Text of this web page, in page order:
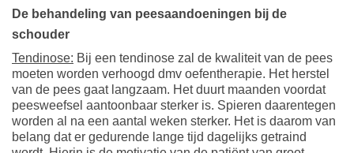
De behandeling van peesaandoeningen bij de
schouder
Tendinose: Bij een tendinose zal de kwaliteit van de pees
moeten worden verhoogd dmv oefentherapie. Het herstel
van de pees gaat langzaam. Het duurt maanden voordat
peesweefsel aantoonbaar sterker is. Spieren daarentegen
worden al na een aantal weken sterker. Het is daarom van
belang dat er gedurende lange tijd dagelijks getraind